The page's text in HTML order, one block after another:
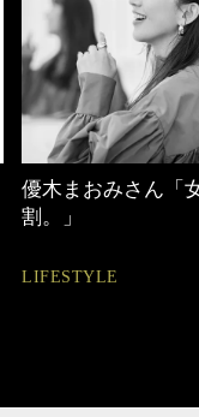
優木まおみさん「
割。」
LIFESTYLE